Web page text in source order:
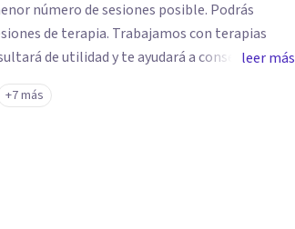
número de sesiones posible. Podrás
de terapia. Trabajamos con terapias
de utilidad y te ayudará a conseguir tus
destaca la terapia de pareja y sexual, así
obsesiones, ansiedad , estrés,
leer más
+7 más